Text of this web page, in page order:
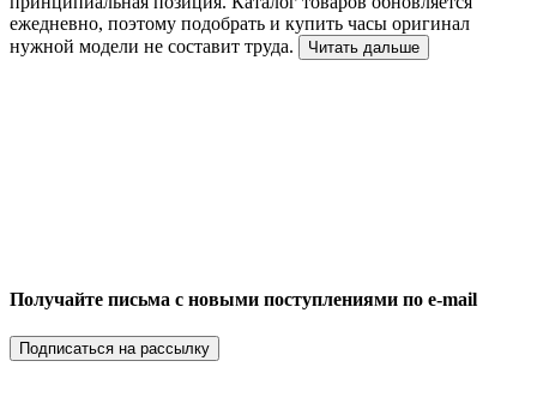
ежедневно, поэтому подобрать и купить часы оригинал
нужной модели не составит труда.
Читать дальше
Получайте письма с новыми поступлениями по e-mail
Подписаться на рассылку